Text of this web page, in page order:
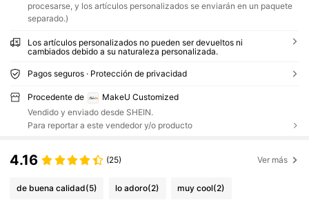
procesarse, y los artículos personalizados se enviarán en un paquete
separado.)
Los artículos personalizados no pueden ser devueltos ni
cambiados debido a su naturaleza personalizada.
Pagos seguros · Protección de privacidad
Procedente de
MakeU Customized
Vendido y enviado desde SHEIN.
Para reportar a este vendedor y/o producto
4.16 (25) Ver más
de buena calidad(5) lo adoro(2) muy cool(2)